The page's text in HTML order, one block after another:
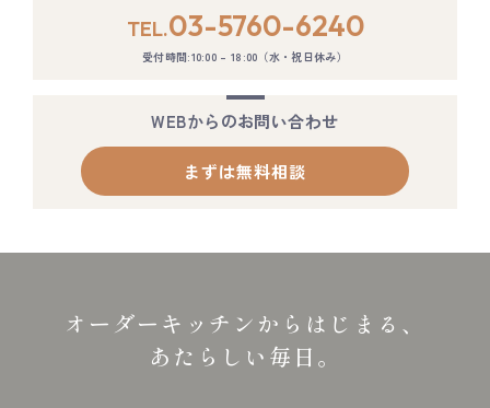
TEL.03-5760-6240
受付時間:10:00 – 18:00（水・祝日休み）
WEBからのお問い合わせ
まずは無料相談
オーダーキッチンからはじまる、
あたらしい毎日。